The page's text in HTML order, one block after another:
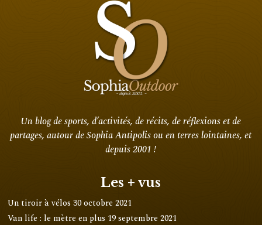
Un blog de sports, d’activités, de récits, de réflexions et de
partages, autour de Sophia Antipolis ou en terres lointaines, et
depuis 2001 !
Les + vus
Un tiroir à vélos 30 octobre 2021
Van life : le mètre en plus 19 septembre 2021